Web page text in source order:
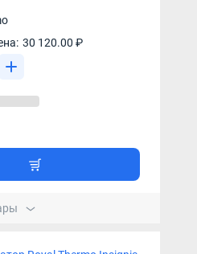
30 120.00 ₽